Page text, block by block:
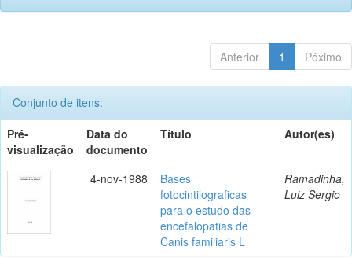
Anterior 1 Póximo
Conjunto de itens:
Pré-
visualização
Data do
documento
Título Autor(es)
4-nov-1988
Bases
fotocintilograficas
para o estudo das
encefalopatias de
Canis familiaris L
Ramadinha,
Luiz Sergio